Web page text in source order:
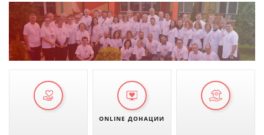
ONLINE ДОНАЦИИ